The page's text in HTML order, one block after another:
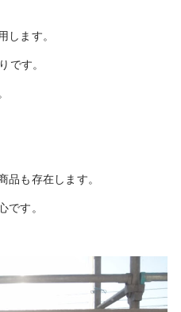
ます。
です。
品も存在します。
です。